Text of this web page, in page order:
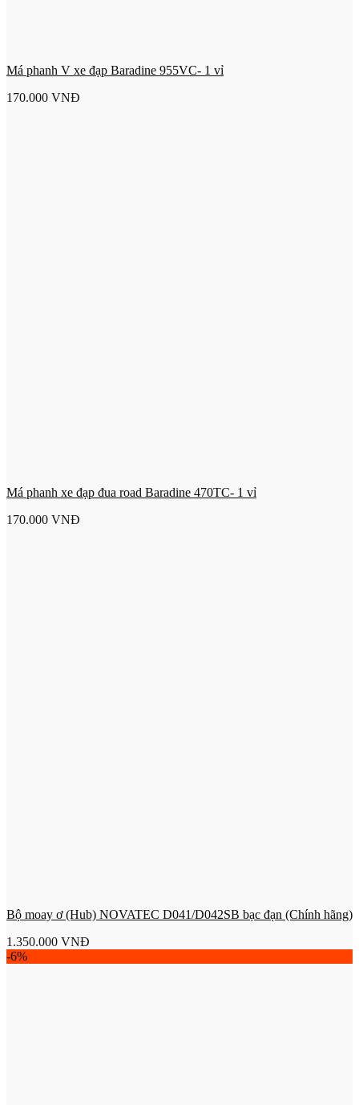
Má phanh V xe đạp Baradine 955VC- 1 vỉ
170.000 VNĐ
Má phanh xe đạp đua road Baradine 470TC- 1 vỉ
170.000 VNĐ
Bộ moay ơ (Hub) NOVATEC D041/D042SB bạc đạn (Chính hãng)
1.350.000 VNĐ
-6%